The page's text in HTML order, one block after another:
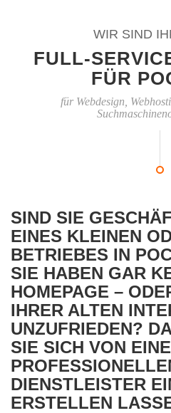
WIR SIND
FULL-
FÜR
für Webdesign,
SIND SIE
EINES KLEINEN
BETRIEBES IN
SIE HABEN GAR
HOMEPAGE –
IHRER ALTEN
UNZUFRIEDEN?
SIE SICH VON
DIENSTLEISTER
ERSTELLEN